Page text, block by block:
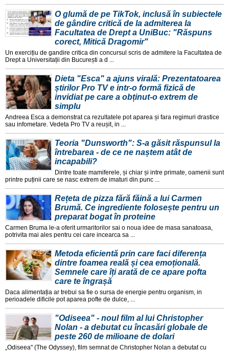
O glumă de pe TikTok, inclusă în subiectele
de gândire critică de la admiterea la
Facultatea de Drept a UniBuc: "Răspuns
corect, Mitică Dragomir"
Un exercițiu de gandire critica din concursul scris de admitere la Facultatea de
Drept a Universitații din București a d ...
Dieta "Esca" a ajuns virală: Prezentatoarea
știrilor Pro TV e intr-o formă fizică de
invidiat pe care a obținut-o extrem de
simplu
Andreea Esca a demonstrat ca rezultatele pot aparea și fara regimuri drastice
sau infometare. Vedeta Pro TV a reușit, in ...
Teoria "Dunsworth": S-a găsit răspunsul la
întrebarea - de ce ne naștem atât de
incapabili?
Dintre toate mamiferele, și chiar și intre primate, oamenii sunt
printre puținii care se nasc extrem de imaturi din punc ...
Rețeta de pizza fără făină a lui Carmen
Brumă. Ce ingrediente folosește pentru un
preparat bogat în proteine
Carmen Bruma le-a oferit urmaritorilor sai o noua idee de masa sanatoasa,
potrivita mai ales pentru cei care incearca sa ...
Metoda eficientă prin care faci diferența
dintre foamea reală și cea emoțională.
Semnele care îți arată de ce apare pofta
care te îngrașă
Daca alimentația ar trebui sa fie o sursa de energie pentru organism, in
perioadele dificile pot aparea pofte de dulce, ...
"Odiseea" - noul film al lui Christopher
Nolan - a debutat cu încasări globale de
peste 260 de milioane de dolari
„Odiseea" (The Odyssey), film semnat de Christopher Nolan a debutat cu